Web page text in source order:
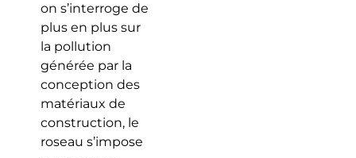
on s’interroge de
plus en plus sur
la pollution
générée par la
conception des
matériaux de
construction, le
roseau s’impose